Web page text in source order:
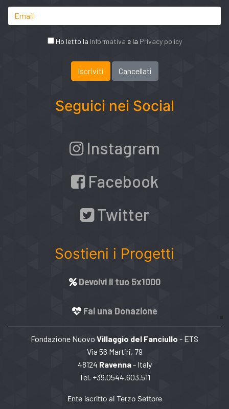
Ho letto la Informativa e la Privacy policy
Seguici nei Social
Instagram
Facebook
Twitter
Sostieni i Progetti
Devolvi il tuo 5x1000
Fai una Donazione
Fondazione Nuovo Villaggio del Fanciullo - ETS
Via 56 Martiri, 79
48124 Ravenna- Italy
Tel. +39.0544.603.511
Ente iscritto al Terzo Settore